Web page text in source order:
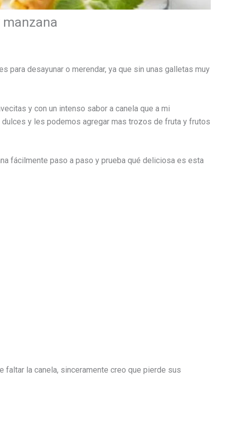
manzana
para desayunar o merendar, ya que sin unas galletas muy
y con un intenso sabor a canela que a mi
dulces y les podemos agregar mas trozos de fruta y frutos
fácilmente paso a paso y prueba qué deliciosa es esta
faltar la canela, sinceramente creo que pierde sus